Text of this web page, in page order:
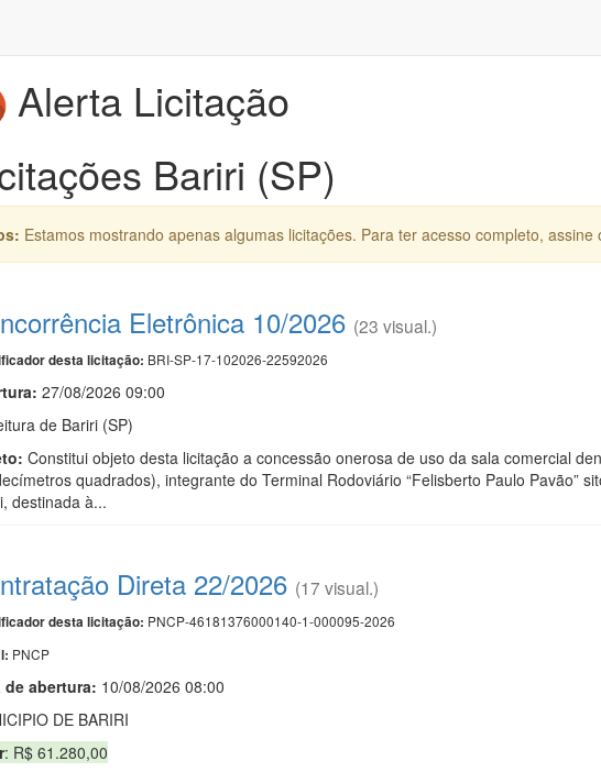
Alerta Licitação
Bariri (SP)
Estamos mostrando apenas algumas licitações. Para ter acesso completo, assine
Eletrônica 10/2026 (23 visual.)
desta licitação: BRI-SP-17-102026-22592026
27/08/2026 09:00
de Bariri (SP)
Constitui objeto desta licitação a concessão onerosa de uso da sala comercial
quadrados), integrante do Terminal Rodoviário “Felisberto Paulo Pavão”
destinada à...
Direta 22/2026 (17 visual.)
desta licitação: PNCP-46181376000140-1-000095-2026
PNCP
de abertura: 10/08/2026 08:00
DE BARIRI
: R$ 61.280,00